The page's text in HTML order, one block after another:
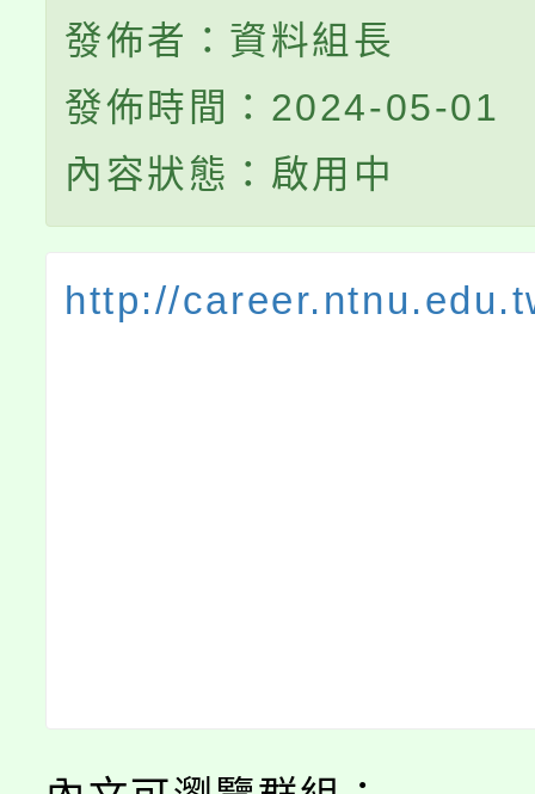
發佈者：資料組長
發佈時間：2024-05-01
內容狀態：啟用中
http://